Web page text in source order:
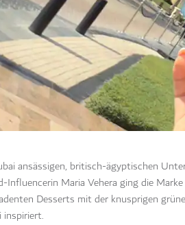
ansässigen, britisch-ägyptischen
Maria Vehera ging die
Desserts mit der knusprigen
inspiriert.